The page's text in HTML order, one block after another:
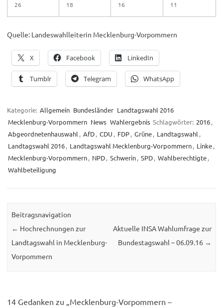
26 18 16 11
Quelle: Landeswahlleiterin Mecklenburg-Vorpommern
X Facebook LinkedIn
Tumblr Telegram WhatsApp
Kategorie: Allgemein Bundesländer Landtagswahl 2016
Mecklenburg-Vorpommern News Wahlergebnis Schlagwörter: 2016,
Abgeordnetenhauswahl , AfD, CDU , FDP, Grüne, Landtagswahl ,
Landtagswahl 2016, Landtagswahl Mecklenburg-Vorpommern, Linke,
Mecklenburg-Vorpommern, NPD, Schwerin, SPD, Wahlberechtigte,
Wahlbeteiligung
Beitragsnavigation
← Hochrechnungen zur
Landtagswahl in Mecklenburg-
Vorpommern
Aktuelle INSA Wahlumfrage zur
Bundestagswahl – 06.09.16 →
14 Gedanken zu „ Mecklenburg-Vorpommern –